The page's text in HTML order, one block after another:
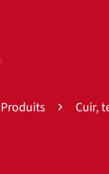
Produits Cuir,